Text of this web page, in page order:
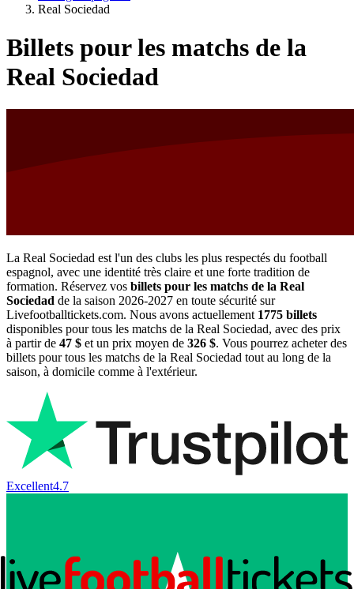
Real Sociedad
Billets pour les matchs de la
Real Sociedad
La Real Sociedad est l'un des clubs les plus respectés du football
espagnol, avec une identité très claire et une forte tradition de
formation. Réservez vos billets pour les matchs de la Real
Sociedad de la saison 2026-2027 en toute sécurité sur
Livefootballtickets.com. Nous avons actuellement 1775 billets
disponibles pour tous les matchs de la Real Sociedad, avec des prix
à partir de 47 $ et un prix moyen de 326 $. Vous pourrez acheter des
billets pour tous les matchs de la Real Sociedad tout au long de la
saison, à domicile comme à l'extérieur.
Excellent4.7